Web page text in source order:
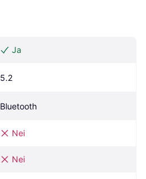
Ja
5.2
Bluetooth
Nei
Nei